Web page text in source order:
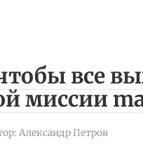
все
миссии
Александр Петров